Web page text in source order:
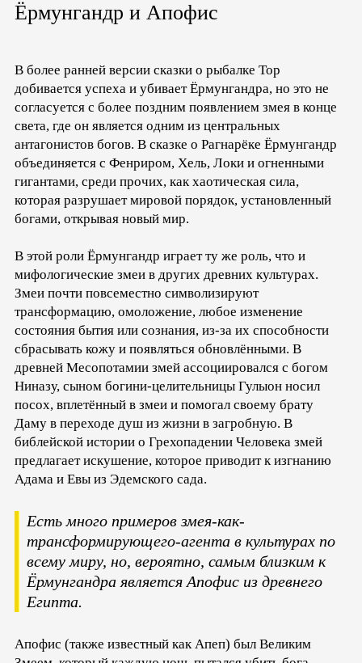
Ёрмунгандр и Апофис
В более ранней версии сказки о рыбалке Тор
добивается успеха и убивает Ёрмунгандра, но это не
согласуется с более поздним появлением змея в конце
света, где он является одним из центральных
антагонистов богов. В сказке о Рагнарёке Ёрмунгандр
объединяется с Фенриром, Хель, Локи и огненными
гигантами, среди прочих, как хаотическая сила,
которая разрушает мировой порядок, установленный
богами, открывая новый мир.
В этой роли Ёрмунгандр играет ту же роль, что и
мифологические змеи в других древних культурах.
Змеи почти повсеместно символизируют
трансформацию, омоложение, любое изменение
состояния бытия или сознания, из-за их способности
сбрасывать кожу и появляться обновлёнными. В
древней Месопотамии змей ассоциировался с богом
Ниназу, сыном богини-целительницы Гулыон носил
посох, вплетённый в змеи и помогал своему брату
Даму в переходе душ из жизни в загробную. В
библейской истории о Грехопадении Человека змей
предлагает искушение, которое приводит к изгнанию
Адама и Евы из Эдемского сада.
Есть много примеров змея-как-
трансформирующего-агента в культурах по
всему миру, но, вероятно, самым близким к
Ёрмунгандра является Апофис из древнего
Египта.
Апофис (также известный как Апеп) был Великим